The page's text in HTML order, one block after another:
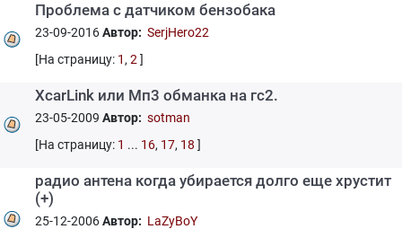
Проблема с датчиком бензобака
23-09-2016Автор: SerjHero22
[На страницу: 1 , 2 ]
XcarLink или Мп3 обманка на гс2.
23-05-2009 Автор: sotman
[На страницу: 1 ... 16, 17, 18 ]
радио антена когда убирается долго еще хрустит
(+)
25-12-2006Автор: LaZyBoY